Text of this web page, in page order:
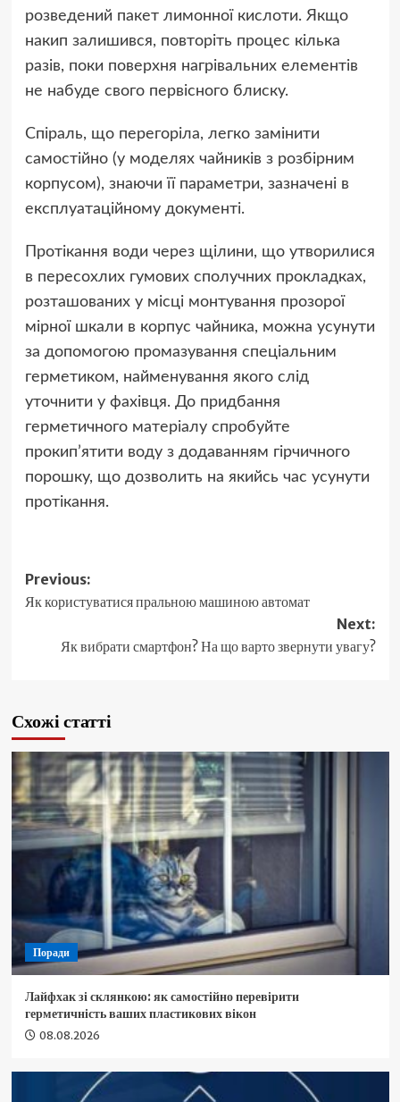
розведений пакет лимонної кислоти. Якщо
накип залишився, повторіть процес кілька
разів, поки поверхня нагрівальних елементів
не набуде свого первісного блиску.
Спіраль, що перегоріла, легко замінити
самостійно (у моделях чайників з розбірним
корпусом), знаючи її параметри, зазначені в
експлуатаційному документі.
Протікання води через щілини, що утворилися
в пересохлих гумових сполучних прокладках,
розташованих у місці монтування прозорої
мірної шкали в корпус чайника, можна усунути
за допомогою промазування спеціальним
герметиком, найменування якого слід
уточнити у фахівця. До придбання
герметичного матеріалу спробуйте
прокип’ятити воду з додаванням гірчичного
порошку, що дозволить на якийсь час усунути
протікання.
Post
navigation
Previous:
Як користуватися пральною машиною автомат
Next:
Як вибрати смартфон? На що варто звернути увагу?
Схожі статті
Поради
Лайфхак зі склянкою: як самостійно перевірити
герметичність ваших пластикових вікон
08.08.2026